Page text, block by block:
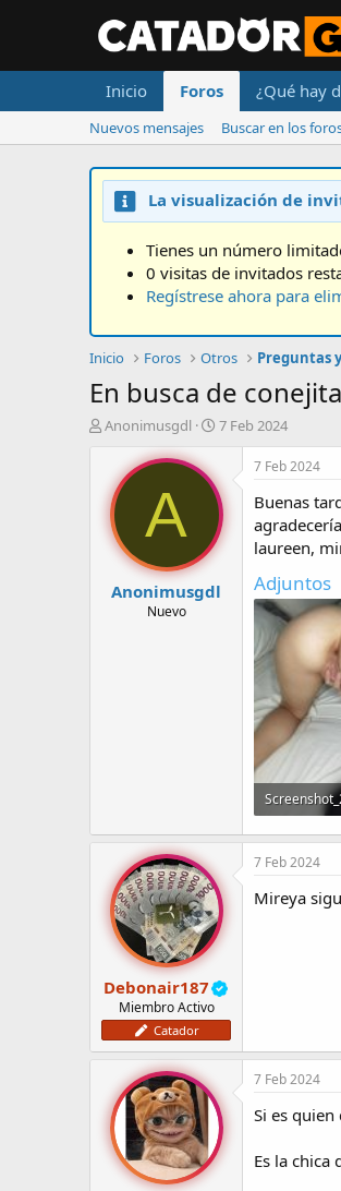
Inicio Foros ¿Qué hay
Nuevos mensajes Buscar en los
La visualización de
Tienes un número
0 visitas de invitados
Regístrese ahora para
Inicio Foros Otros Preguntas
En busca de
A
o
d
e
Anonimusgdl
F
h
a
d
e
n
i
7 Feb 2024
A
Anonimusgdl
Nuevo
7 Feb 2024
Buenas
laureen,
Adjuntos
306,9 KB ·
Debonair187
Miembro Activo
Catador
7 Feb 2024
Mireya
7 Feb 2024
Si es quien
Es la chica